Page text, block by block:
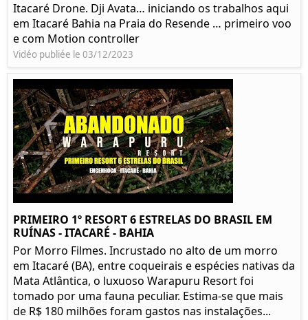
Itacaré Drone. Dji Avata… iniciando os trabalhos aqui
em Itacaré Bahia na Praia do Resende … primeiro voo
e com Motion controller
Vidéo publiée le 03/12/2023
PRIMEIRO 1º RESORT 6 ESTRELAS DO BRASIL EM
RUÍNAS - ITACARÉ - BAHIA
Por Morro Filmes. Incrustado no alto de um morro
em Itacaré (BA), entre coqueirais e espécies nativas da
Mata Atlântica, o luxuoso Warapuru Resort foi
tomado por uma fauna peculiar. Estima-se que mais
de R$ 180 milhões foram gastos nas instalações...